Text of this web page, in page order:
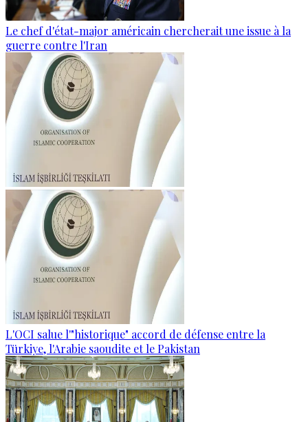
Le chef d'état-major américain chercherait une issue à la
guerre contre l'Iran
L'OCI salue l'"historique" accord de défense entre la
Türkiye, l'Arabie saoudite et le Pakistan